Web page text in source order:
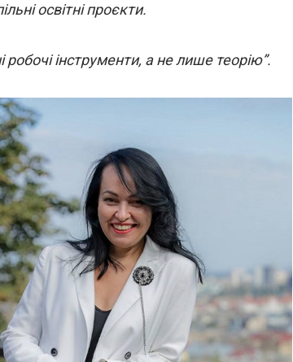
освітні проєкти.
інструменти, а не лише теорію”.